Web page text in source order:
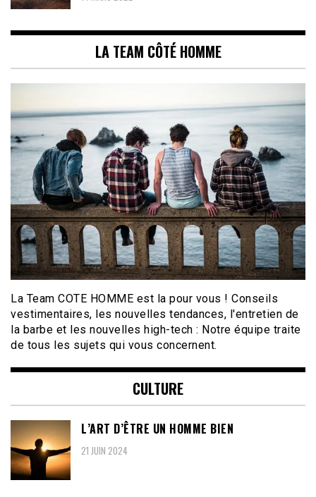
LA TEAM CÔTÉ HOMME
La Team COTE HOMME est la pour vous ! Conseils
vestimentaires, les nouvelles tendances, l'entretien de
la barbe et les nouvelles high-tech : Notre équipe traite
de tous les sujets qui vous concernent.
CULTURE
L’ART D’ÊTRE UN HOMME BIEN
21 JUIN 2024